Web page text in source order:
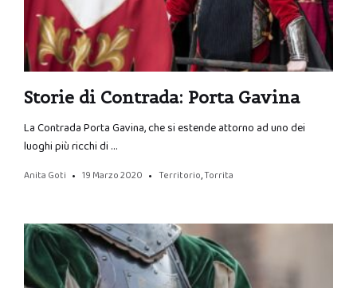
Storie di Contrada: Porta Gavina
La Contrada Porta Gavina, che si estende attorno ad uno dei
luoghi più ricchi di …
Anita Goti 19 Marzo 2020 Territorio,Torrita